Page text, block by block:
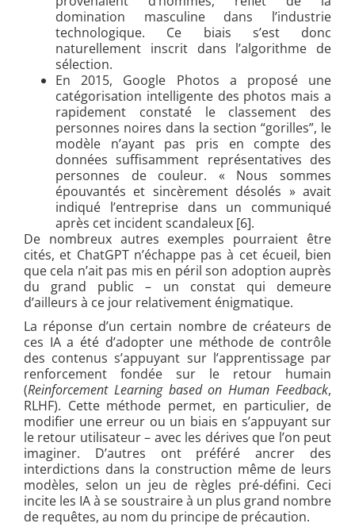
domination masculine dans l’industrie
technologique. Ce biais s’est donc
naturellement inscrit dans l’algorithme de
sélection.
En 2015, Google Photos a proposé une
catégorisation intelligente des photos mais a
rapidement constaté le classement des
personnes noires dans la section “gorilles”, le
modèle n’ayant pas pris en compte des
données suffisamment représentatives des
personnes de couleur. « Nous sommes
épouvantés et sincèrement désolés » avait
indiqué l’entreprise dans un communiqué
après cet incident scandaleux [6].
De nombreux autres exemples pourraient être
cités, et ChatGPT n’échappe pas à cet écueil, bien
que cela n’ait pas mis en péril son adoption auprès
du grand public – un constat qui demeure
d’ailleurs à ce jour relativement énigmatique.
La réponse d’un certain nombre de créateurs de
ces IA a été d’adopter une méthode de contrôle
des contenus s’appuyant sur l’apprentissage par
renforcement fondée sur le retour humain
(Reinforcement Learning based on Human Feedback,
RLHF). Cette méthode permet, en particulier, de
modifier une erreur ou un biais en s’appuyant sur
le retour utilisateur – avec les dérives que l’on peut
imaginer. D’autres ont préféré ancrer des
interdictions dans la construction même de leurs
modèles, selon un jeu de règles pré-défini. Ceci
incite les IA à se soustraire à un plus grand nombre
de requêtes, au nom du principe de précaution.